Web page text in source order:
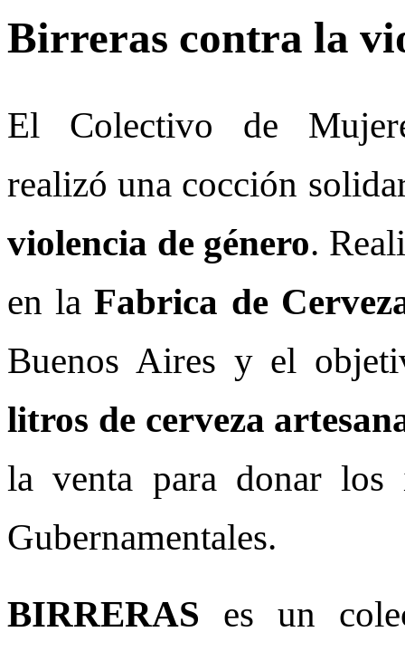
Birreras contra la
El Colectivo de
realizó una cocción
violencia de género.
en laFabrica de
Buenos Aires y el
litros de cerveza
la venta para donar los
Gubernamentales.
BIRRERAS es un